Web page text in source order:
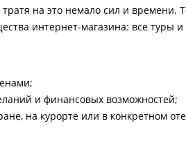
на это немало сил и времени.
интернет-магазина: все туры
и финансовых возможностей;
на курорте или в конкретном